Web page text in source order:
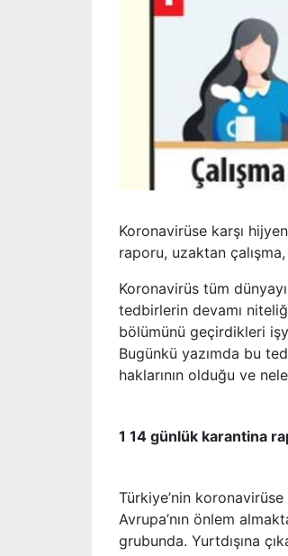
Koronavirüse karşı
raporu, uzaktan
Koronavirüs tüm
tedbirlerin devamı
bölümünü geçirdikleri
Bugünkü yazımda bu
haklarının olduğu ve
1 14 günlük karantina
Türkiye’nin
Avrupa’nın önlem
grubunda. Yurtdışına